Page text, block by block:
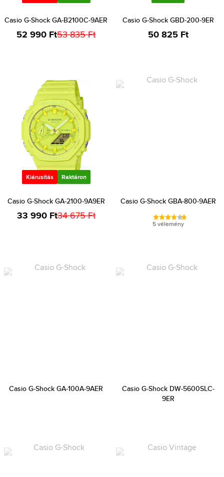
Casio G-Shock GA-B2100C-9AER
52 990 Ft53 835 Ft
Casio G-Shock GBD-200-9ER
50 825 Ft
Kiárusítás Raktáron
Casio G-Shock GA-2100-9A9ER
33 990 Ft34 675 Ft
Casio G-Shock GBA-800-9AER
5 vélemény
Casio G-Shock GA-100A-9AER
Casio G-Shock DW-5600SLC-
9ER